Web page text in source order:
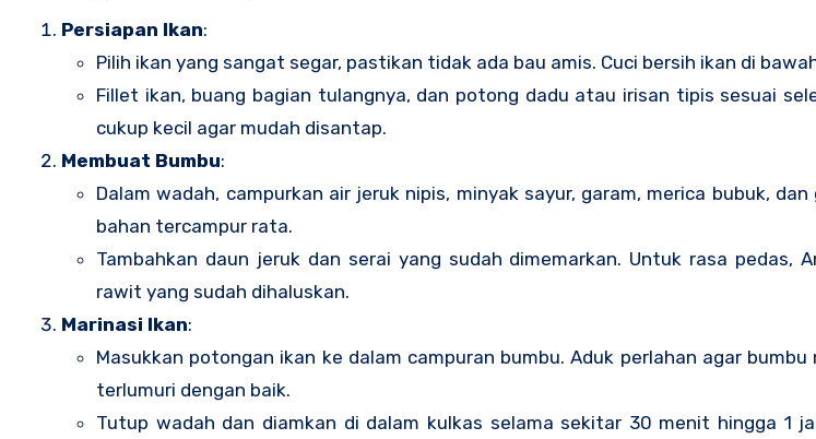
Persiapan Ikan:
Pilih ikan yang sangat segar, pastikan tidak ada bau amis. Cuci bersih ikan di
Fillet ikan, buang bagian tulangnya, dan potong dadu atau irisan tipis sesuai
cukup kecil agar mudah disantap.
Membuat Bumbu:
Dalam wadah, campurkan air jeruk nipis, minyak sayur, garam, merica bubuk,
bahan tercampur rata.
Tambahkan daun jeruk dan serai yang sudah dimemarkan. Untuk rasa pedas,
rawit yang sudah dihaluskan.
Marinasi Ikan:
Masukkan potongan ikan ke dalam campuran bumbu. Aduk perlahan agar bumbu
terlumuri dengan baik.
Tutup wadah dan diamkan di dalam kulkas selama sekitar 30 menit hingga 1